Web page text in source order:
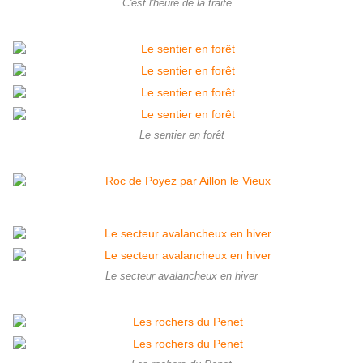
C'est l'heure de la traite...
Le sentier en forêt
Le secteur avalancheux en hiver